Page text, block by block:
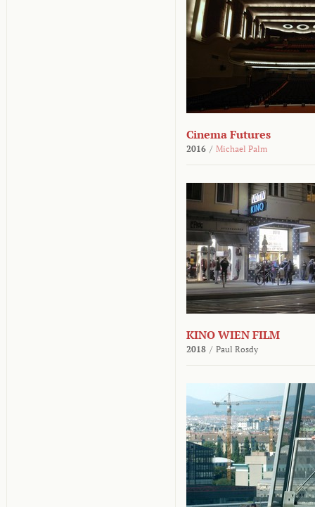
Cinema Futures
2016 / Michael Palm
KINO WIEN FILM
2018 / Paul Rosdy